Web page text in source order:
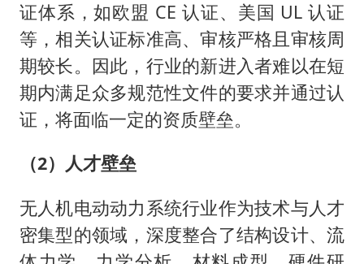
证体系，如欧盟 CE 认证、美国 UL 认证
等，相关认证标准高、审核严格且审核周
期较长。因此，行业的新进入者难以在短
期内满足众多规范性文件的要求并通过认
证，将面临一定的资质壁垒。
（2）人才壁垒
无人机电动动力系统行业作为技术与人才
密集型的领域，深度整合了结构设计、流